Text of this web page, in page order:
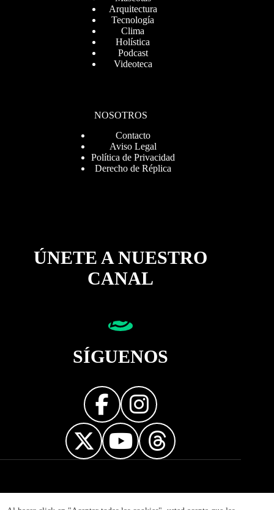
Arquitectura
Tecnología
Clima
Holística
Podcast
Videoteca
NOSOTROS
Contacto
Aviso Legal
Política de Privacidad
Derecho de Réplica
ÚNETE A NUESTRO
CANAL
SÍGUENOS